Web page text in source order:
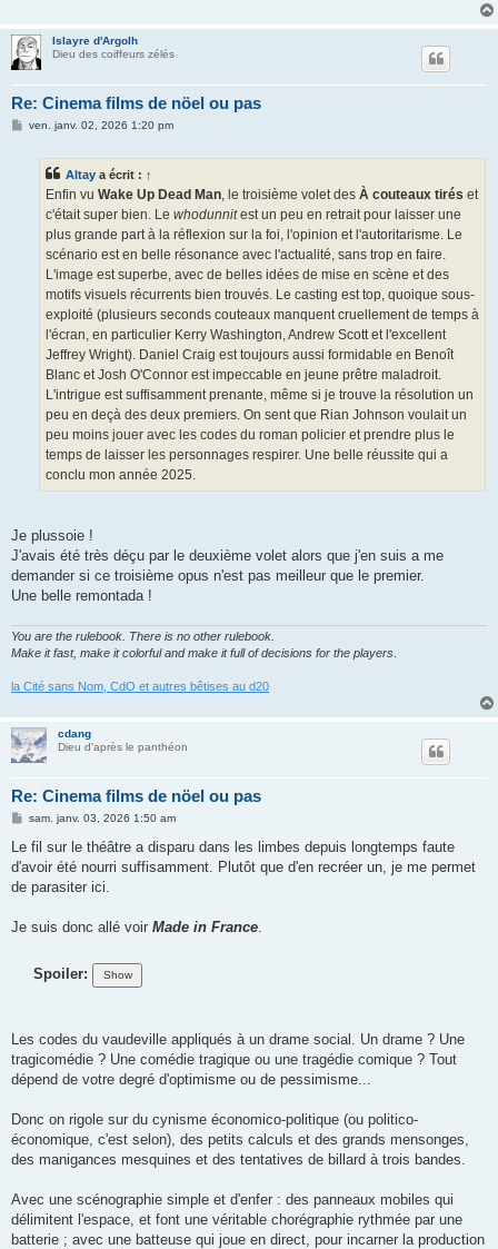
Islayre d'Argolh
Dieu des coiffeurs zélés
Re: Cinema films de nöel ou pas
Mven. janv. 02, 2026 1:20 pm
Altay a écrit : ↑
Enfin vu Wake Up Dead Man, le troisième volet des À couteaux tirés et
c'était super bien. Le whodunnitest un peu en retrait pour laisser une
plus grande part à la réflexion sur la foi, l'opinion et l'autoritarisme. Le
scénario est en belle résonance avec l'actualité, sans trop en faire.
L'image est superbe, avec de belles idées de mise en scène et des
motifs visuels récurrents bien trouvés. Le casting est top, quoique sous-
exploité (plusieurs seconds couteaux manquent cruellement de temps à
l'écran, en particulier Kerry Washington, Andrew Scott et l'excellent
Jeffrey Wright). Daniel Craig est toujours aussi formidable en Benoît
Blanc et Josh O'Connor est impeccable en jeune prêtre maladroit.
L'intrigue est suffisamment prenante, même si je trouve la résolution un
peu en deçà des deux premiers. On sent que Rian Johnson voulait un
peu moins jouer avec les codes du roman policier et prendre plus le
temps de laisser les personnages respirer. Une belle réussite qui a
conclu mon année 2025.
Je plussoie !
J'avais été très déçu par le deuxième volet alors que j'en suis a me
demander si ce troisième opus n'est pas meilleur que le premier.
Une belle remontada !
You are the rulebook. There is no other rulebook.
Make it fast, make it colorful and make it full of decisions for the players
la Cité sans Nom, CdO et autres bêtises au d20
cdang
Dieu d'après le panthéon
Re: Cinema films de nöel ou pas
M
s
a
g
sam. janv. 03, 2026 1:50 am
Le fil sur le théâtre a disparu dans les limbes depuis longtemps faute
d'avoir été nourri suffisamment. Plutôt que d'en recréer un, je me permet
de parasiter ici.
Je suis donc allé voir Made in France
Spoiler:
Les codes du vaudeville appliqués à un drame social. Un drame ? Une
tragicomédie ? Une comédie tragique ou une tragédie comique ? Tout
dépend de votre degré d'optimisme ou de pessimisme...
Donc on rigole sur du cynisme économico-politique (ou politico-
économique, c'est selon), des petits calculs et des grands mensonges,
des manigances mesquines et des tentatives de billard à trois bandes.
Avec une scénographie simple et d'enfer : des panneaux mobiles qui
délimitent l'espace, et font une véritable chorégraphie rythmée par une
batterie ; avec une batteuse qui joue en direct, pour incarner la production